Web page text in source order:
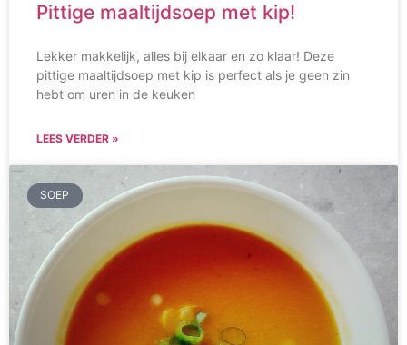
Pittige maaltijdsoep met kip!
Lekker makkelijk, alles bij elkaar en zo klaar! Deze
pittige maaltijdsoep met kip is perfect als je geen zin
hebt om uren in de keuken
LEES VERDER »
SOEP